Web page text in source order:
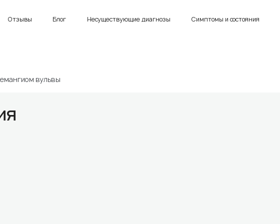
Отзывы Блог Несуществующие диагнозы Симптомы и состояния
вульвы